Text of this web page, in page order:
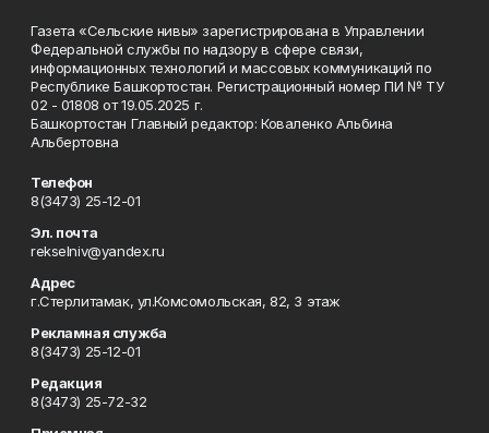
Газета «Сельские нивы» зарегистрирована в Управлении
Федеральной службы по надзору в сфере связи,
информационных технологий и массовых коммуникаций по
Республике Башкортостан. Регистрационный номер ПИ № ТУ
02 - 01808 от 19.05.2025 г.
Башкортостан Главный редактор: Коваленко Альбина
Альбертовна
Телефон
8(3473) 25-12-01
Эл. почта
rekselniv@yandex.ru
Адрес
г.Стерлитамак, ул.Комсомольская, 82, 3 этаж
Рекламная служба
8(3473) 25-12-01
Редакция
8(3473) 25-72-32